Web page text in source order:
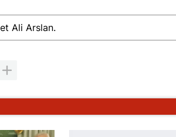
Ali Arslan.